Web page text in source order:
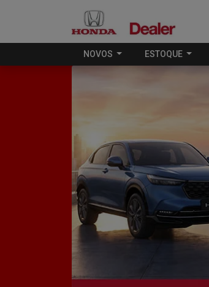
NOVOS ESTOQUE